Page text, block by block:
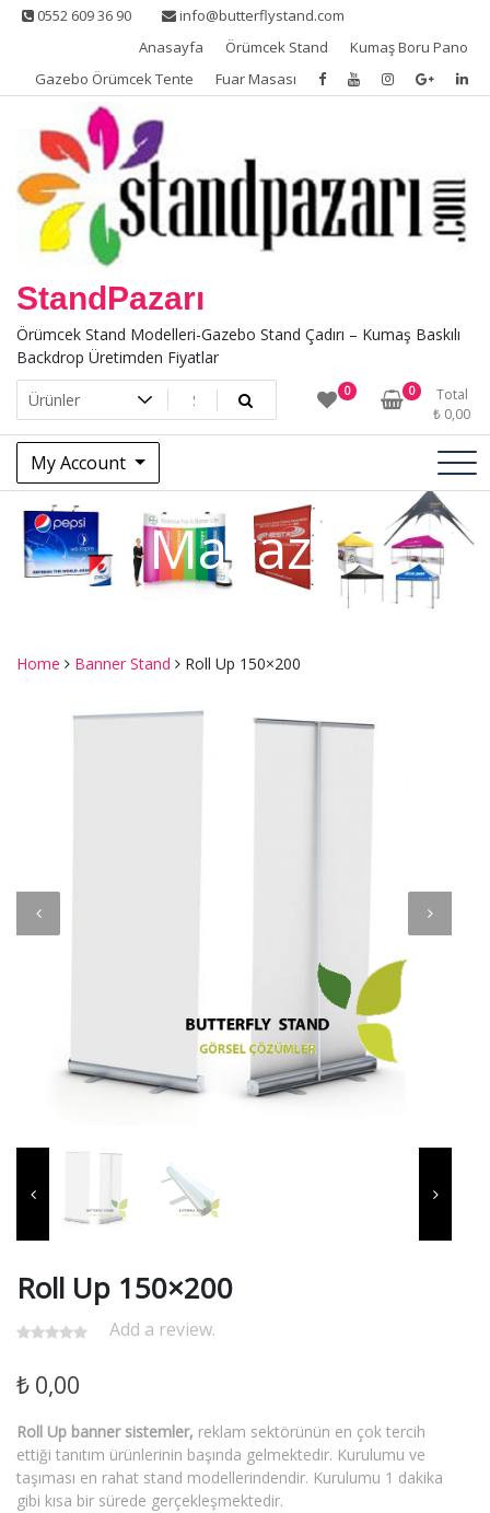
Skip 0552 609 36 90
info@butterflystand.com
Anasayfa
Örümcek Stand
Kumaş Boru Pano
Gazebo Örümcek Tente
Fuar Masası
StandPazarı
Örümcek Stand Modelleri-Gazebo Stand Çadırı – Kumaş Baskılı
Backdrop Üretimden Fiyatlar
0 0
Total
₺ 0,00
My Account
Mağaza
Home Banner Stand Roll Up 150×200
Roll Up 150×200
Add a review.
₺ 0,00
Roll Up banner sistemler, reklam sektörünün en çok tercih
ettiği tanıtım ürünlerinin başında gelmektedir. Kurulumu ve
taşıması en rahat stand modellerindendir. Kurulumu 1 dakika
gibi kısa bir sürede gerçekleşmektedir.